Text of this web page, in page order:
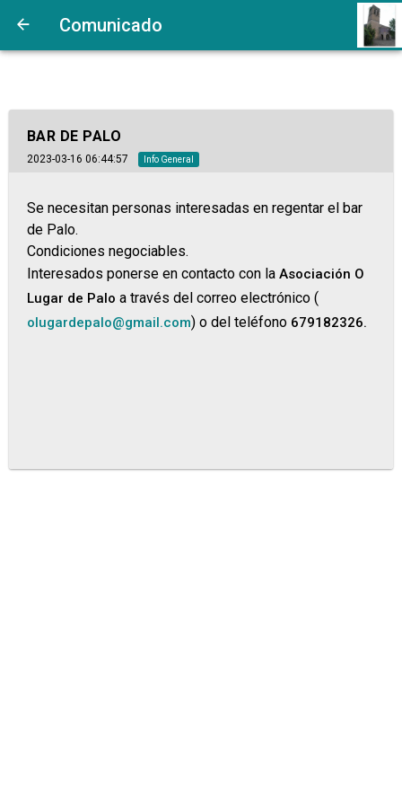
Comunicado
BAR DE PALO
2023-03-16 06:44:57 Info General
Se necesitan personas interesadas en regentar el bar
de Palo.
Condiciones negociables.
Interesados ponerse en contacto con la Asociación O
Lugar de Palo a través del correo electrónico (
olugardepalo@gmail.com) o del te léfono 679182326.